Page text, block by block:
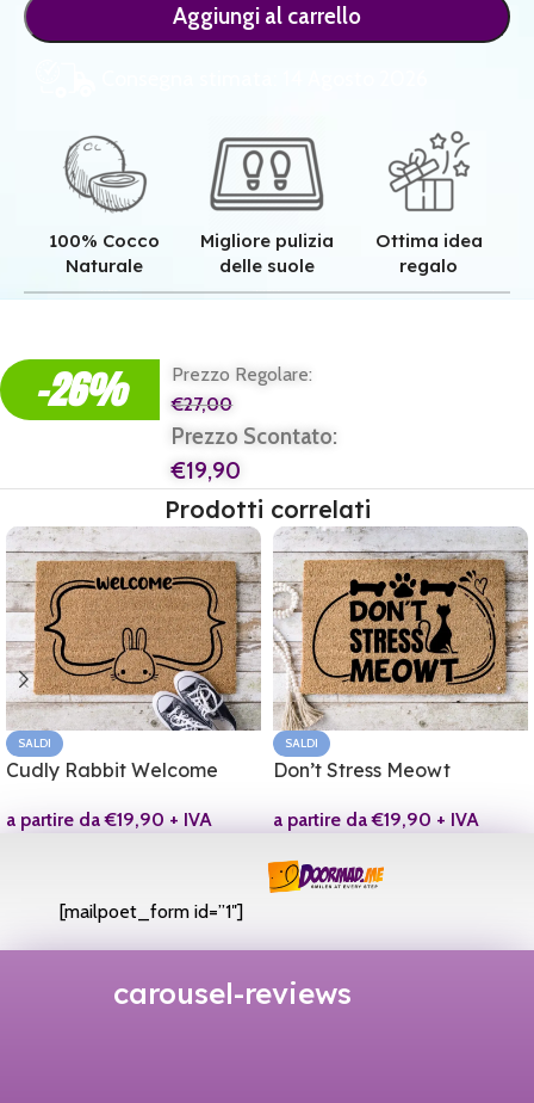
Aggiungi al carrello
100% Cocco
Naturale
Migliore pulizia
delle suole
Ottima idea
regalo
-26%
Prezzo Regolare:
€27,00
Prezzo Scontato:
€19,90
Prodotti correlati
SALDI
Cudly Rabbit Welcome
a partire da€19,90 + IVA
SALDI
Don’t Stress Meowt
a partire da€19,90 + IVA
[mailpoet_form id=”1″]
carousel-reviews